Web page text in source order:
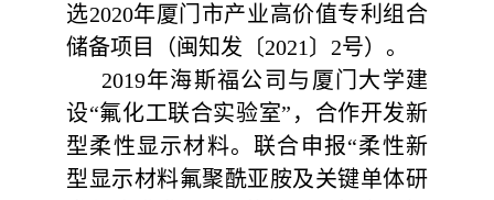
选2020年厦门市产业高价值专利组合
储备项目（闽知发〔2021 〕 2号）。
2019年海斯福公司与厦门大学建
设“氟化工联合实验室”，合作开发新
型柔性显示材料。联合申报“柔性新
型显示材料氟聚酰亚胺及关键单体研